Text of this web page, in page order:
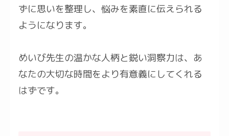
ずに思いを整理し、悩みを素直に伝えられる
ようになります。
めいび先生の温かな人柄と鋭い洞察力は、あ
なたの大切な時間をより有意義にしてくれる
はずです。